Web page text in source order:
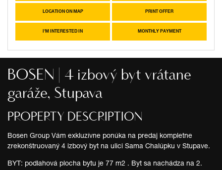
LOCATION ON MAP PRINT OFFER
I'M INTERESTED IN MONTHLY PAYMENT
BOSEN | 4 izbový byt vrátane
garáže, Stupava
PROPERTY DESCRIPTION
Bosen Group Vám exkluzívne ponúka na predaj kompletne
zrekonštruovaný 4 izbový byt na ulici Sama Chalúpku v Stupave.
BYT: podlahová plocha bytu je 77 m2 . Byt sa nachádza na 2.